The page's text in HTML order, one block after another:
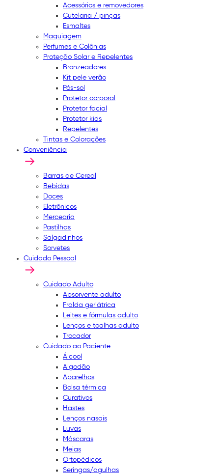
Acessórios e removedores
Cutelaria / pinças
Esmaltes
Maquiagem
Perfumes e Colônias
Proteção Solar e Repelentes
Bronzeadores
Kit pele verão
Pós-sol
Protetor corporal
Protetor facial
Protetor kids
Repelentes
Tintas e Colorações
Conveniência
Barras de Cereal
Bebidas
Doces
Eletrônicos
Mercearia
Pastilhas
Salgadinhos
Sorvetes
Cuidado Pessoal
Cuidado Adulto
Absorvente adulto
Fralda geriátrica
Leites e fórmulas adulto
Lenços e toalhas adulto
Trocador
Cuidado ao Paciente
Álcool
Algodão
Aparelhos
Bolsa térmica
Curativos
Hastes
Lenços nasais
Luvas
Máscaras
Meias
Ortopédicos
Seringas/agulhas